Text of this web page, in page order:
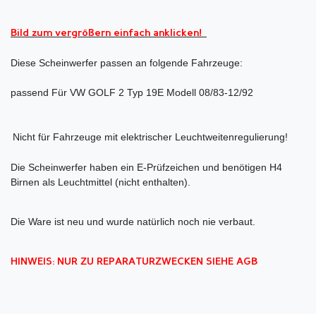
Bild zum vergrößern einfach anklicken!
Diese Scheinwerfer passen an folgende Fahrzeuge:
passend Für VW GOLF 2 Typ 19E Modell 08/83-12/92
Nicht für Fahrzeuge mit elektrischer Leuchtweitenregulierung!
Die Scheinwerfer haben ein E-Prüfzeichen und benötigen H4
Birnen als Leuchtmittel (nicht enthalten).
Die Ware ist neu und wurde natürlich noch nie verbaut.
HINWEIS: NUR ZU REPARATURZWECKEN SIEHE AGB